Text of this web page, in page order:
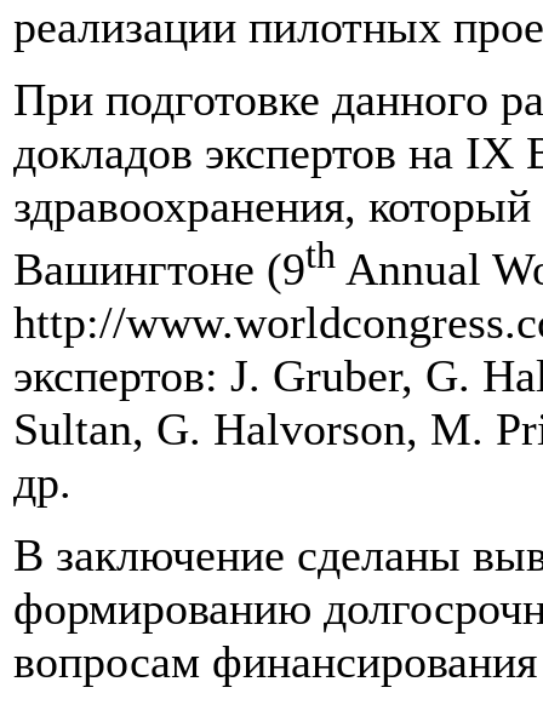
реализации пилотных
При подготовке данного
докладов экспертов на IX
здравоохранения,
Вашингтоне (9th Annual
http://
экспертов: J. Gruber, G.
Sultan, G. Halvorson, M.
др.
В заключение сделаны
формированию
вопросам финансирования